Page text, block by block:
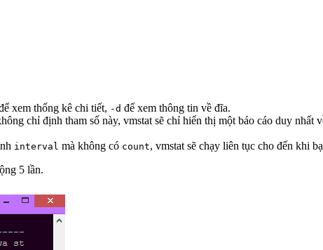
xem thống kê chi tiết, -d để xem thông tin về đĩa.
chỉ định tham số này, vmstat sẽ chỉ hiển thị một báo cáo duy nhất
interval mà không có count, vmstat sẽ chạy liên tục cho đến khi
5 lần.